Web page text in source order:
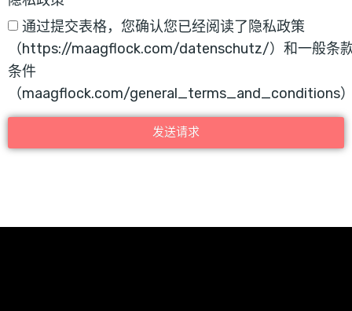
通过提交表格，您确认您已经阅读了隐私政策
（https://maagflock.com/datenschutz/）和一般条
条件
（maagflock.com/general_terms_and_conditions
发送请求